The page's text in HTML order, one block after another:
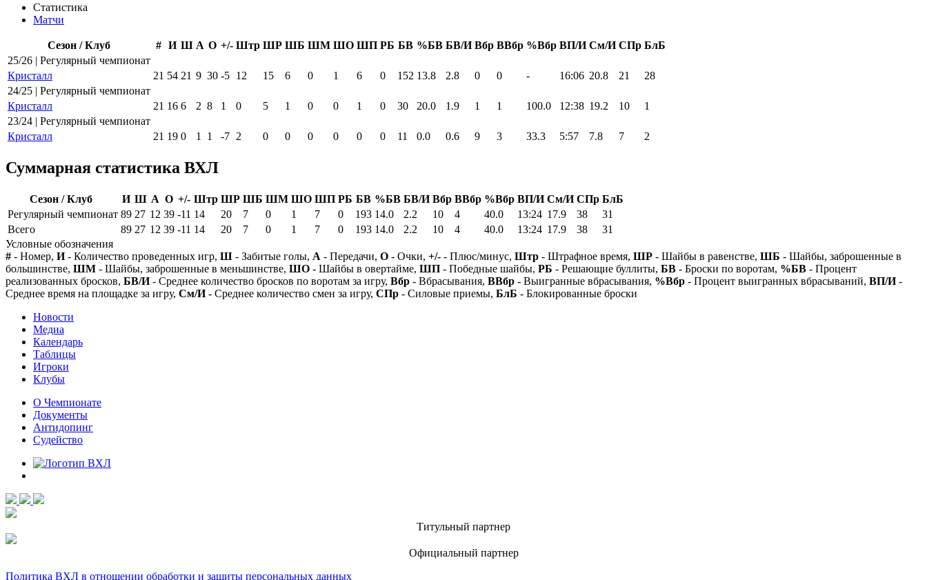
Статистика
Матчи
Сезон / Клуб # И Ш А О +/- Штр ШР ШБ ШМ ШО ШП РБ БВ %БВ БВ/И Вбр ВВбр %Вбр ВП/И См/И СПр БлБ
25/26 | Регулярный чемпионат
Кристалл
21 54 21 9 30 -5 12 15 6 0 1 6 0 152 13.8 2.8 0 0 - 16:06 20.8 21
28
24/25 | Регулярный чемпионат
Кристалл
21 16 6 2 8 1 0 5 1 0 0 1 0 30 20.0 1.9 1 1 100.0 12:38 19.2 10
1
23/24 | Регулярный чемпионат
Кристалл
21 19 0 1 1 -7 2 0 0 0 0 0 0 11 0.0 0.6 9 3 33.3 5:57 7.8 7 2
Суммарная статистика ВХЛ
Сезон / Клуб И Ш А О +/- Штр ШР ШБ ШМ ШО ШП РБ БВ %БВ БВ/И Вбр ВВбр %Вбр ВП/И См/И СПр БлБ
Регулярный чемпионат 89 27 12 39 -11 14 20 7 0 1 7 0 193 14.0 2.2 10 4 40.0 13:24 17.9 38
31
Всего
89 27 12 39 -11 14 20 7 0 1 7 0 193 14.0 2.2 10 4 40.0 13:24 17.9 38
31
Условные обозначения
# - Номер, И- Количество проведенных игр, Ш - Забитые голы, А - Передачи, О - Очки, +/- - Плюс/минус, Штр - Штрафное время, ШР - Шайбы в равенстве, ШБ - Шайбы, заброшенные в
большинстве, ШМ - Шайбы, заброшенные в меньшинстве, ШО - Шайбы в овертайме, ШП - Победные шайбы, РБ - Решающие буллиты, БВ - Броски по воротам, %БВ - Процент
реализованных бросков, БВ/И- Среднее количество бросков по воротам за игру, Вбр - Вбрасывания, ВВбр - Выигранные вбрасывания, %Вбр - Процент выигранных вбрасываний, ВП/И-
Среднее время на площадке за игру, См/И- Среднее количество смен за игру, СПр - Силовые приемы, БлБ - Блокированные броски
Новости
Медиа
Календарь
Таблицы
Игроки
Клубы
О Чемпионате
Документы
Антидопинг
Судейство
Титульный партнер
Официальный партнер
Политика ВХЛ в отношении обработки и защиты персональных данных